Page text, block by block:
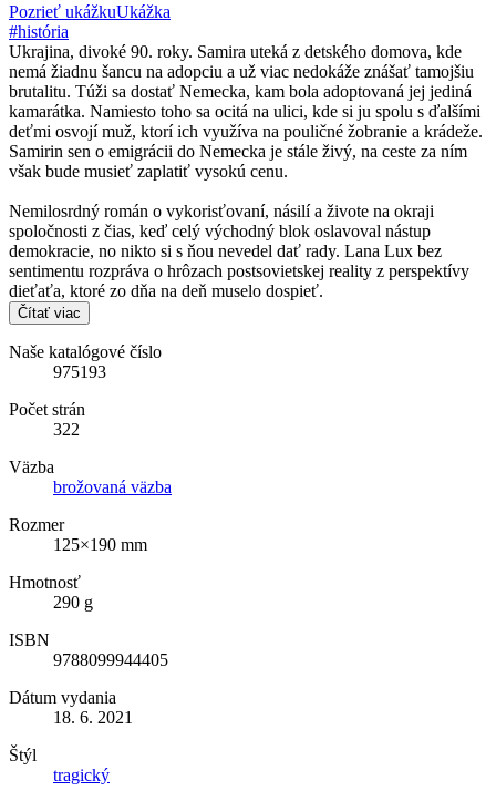
Pozrieť ukážkuUkážka
#história
Ukrajina, divoké 90. roky. Samira uteká z detského domova, kde
nemá žiadnu šancu na adopciu a už viac nedokáže znášať tamojšiu
brutalitu. Túži sa dostať Nemecka, kam bola adoptovaná jej jediná
kamarátka. Namiesto toho sa ocitá na ulici, kde si ju spolu s ďalšími
deťmi osvojí muž, ktorí ich využíva na pouličné žobranie a krádeže.
Samirin sen o emigrácii do Nemecka je stále živý, na ceste za ním
však bude musieť zaplatiť vysokú cenu.
Nemilosrdný román o vykorisťovaní, násilí a živote na okraji
spoločnosti z čias, keď celý východný blok oslavoval nástup
demokracie, no nikto si s ňou nevedel dať rady. Lana Lux bez
sentimentu rozpráva o hrôzach postsovietskej reality z perspektívy
dieťaťa, ktoré zo dňa na deň muselo dospieť.
Čítať viac
Naše katalógové číslo
975193
Počet strán
322
Väzba
brožovaná väzba
Rozmer
125×190 mm
Hmotnosť
290 g
ISBN
9788099944405
Dátum vydania
18. 6. 2021
Štýl
tragický